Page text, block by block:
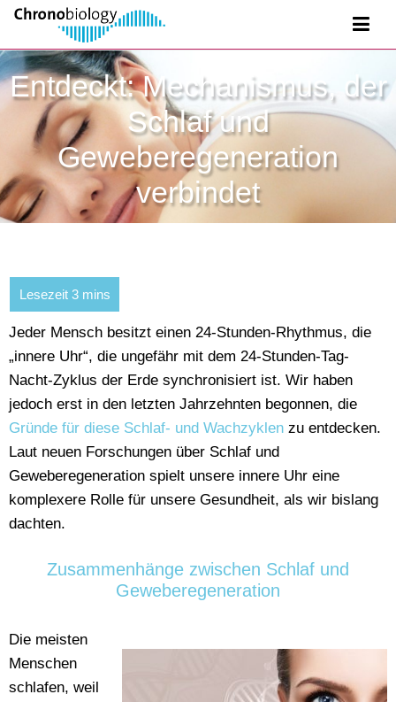
Entdeckt: Mechanismus, der
Schlaf und
Geweberegeneration
verbindet
Jeder Mensch besitzt einen 24-Stunden-Rhythmus, die
„innere Uhr“, die ungefähr mit dem 24-Stunden-Tag-
Nacht-Zyklus der Erde synchronisiert ist. Wir haben
jedoch erst in den letzten Jahrzehnten begonnen, die
Gründe für diese Schlaf- und Wachzyklen zu entdecken.
Laut neuen Forschungen über Schlaf und
Geweberegeneration spielt unsere innere Uhr eine
komplexere Rolle für unsere Gesundheit, als wir bislang
dachten.
Zusammenhänge zwischen Schlaf und
Geweberegeneration
Die meisten
Menschen
schlafen, weil